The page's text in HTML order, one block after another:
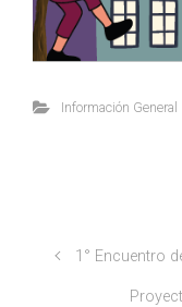
Información General
1° Encuentro